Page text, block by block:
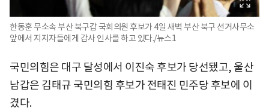
한동훈 무소속 부산 북구갑 국회의원 후보가 4일 새벽 부산 북구 선거사무소
앞에서 지지자들에게 감사 인사를 하고 있다./뉴스1
국민의힘은 대구 달성에서 이진숙 후보가 당선됐고, 울산
남갑은 김태규 국민의힘 후보가 전태진 민주당 후보에 이
겼다.